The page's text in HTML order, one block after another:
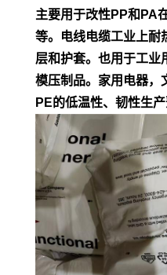
主要用于改性PP和PA
等。电线电缆工业上耐
层和护套。也用于工业
模压制品。家用电器，
PE的低温性、韧性生